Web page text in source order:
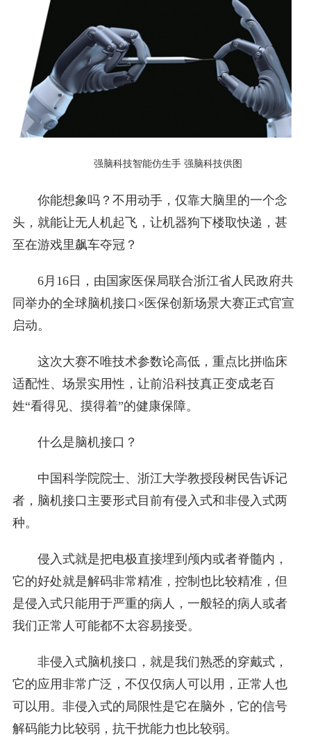
强脑科技智能仿生手 强脑科技供图
你能想象吗？不用动手，仅靠大脑里的一个念
头，就能让无人机起飞，让机器狗下楼取快递，甚
至在游戏里飙车夺冠？
6月16日，由国家医保局联合浙江省人民政府共
同举办的全球脑机接口×医保创新场景大赛正式官宣
启动。
这次大赛不唯技术参数论高低，重点比拼临床
适配性、场景实用性，让前沿科技真正变成老百
姓“看得见、摸得着”的健康保障。
什么是脑机接口？
中国科学院院士、浙江大学教授段树民告诉记
者，脑机接口主要形式目前有侵入式和非侵入式两
种。
侵入式就是把电极直接埋到颅内或者脊髓内，
它的好处就是解码非常精准，控制也比较精准，但
是侵入式只能用于严重的病人，一般轻的病人或者
我们正常人可能都不太容易接受。
非侵入式脑机接口，就是我们熟悉的穿戴式，
它的应用非常广泛，不仅仅病人可以用，正常人也
可以用。非侵入式的局限性是它在脑外，它的信号
解码能力比较弱，抗干扰能力也比较弱。